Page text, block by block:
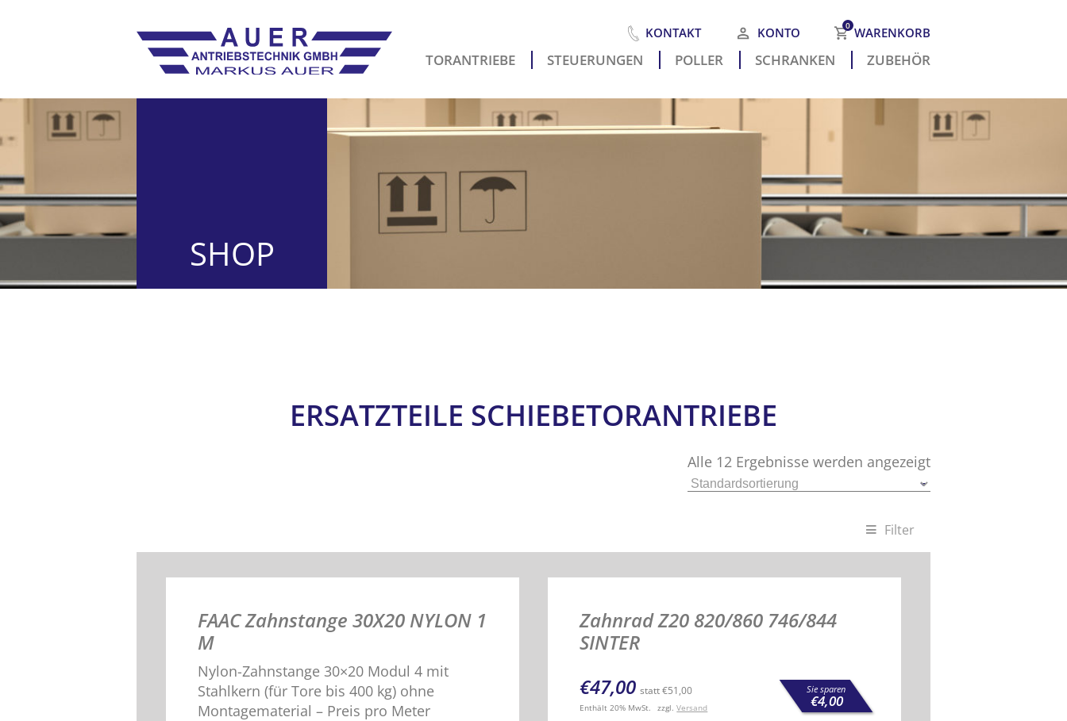
KONTAKT KONTO 0 WARENKORB
Es befinden sich keine Produkte
TORANTRIEBE STEUERUNGEN POLLER­ SCHRANKEN ZUBEHÖR
SHOP
ERSATZTEILE SCHIEBETORANTRIEBE
Alle 12 Ergebnisse werden angezeigt
Filter
FAAC Zahnstange 30X20 NYLON 1
M
Nylon-Zahnstange 30×20 Modul 4 mit
Stahlkern (für Tore bis 400 kg) ohne
Montagematerial – Preis pro Meter
Zahnrad Z20 820/860 746/844
SINTER
€47,00 statt€51,00
Enthält 20% MwSt. zzgl.Versand
Sie sparen
€4,00